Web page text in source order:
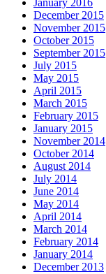
January 2016
December 2015
November 2015
October 2015
September 2015
July 2015
May 2015
April 2015
March 2015
February 2015
January 2015
November 2014
October 2014
August 2014
July 2014
June 2014
May 2014
April 2014
March 2014
February 2014
January 2014
December 2013